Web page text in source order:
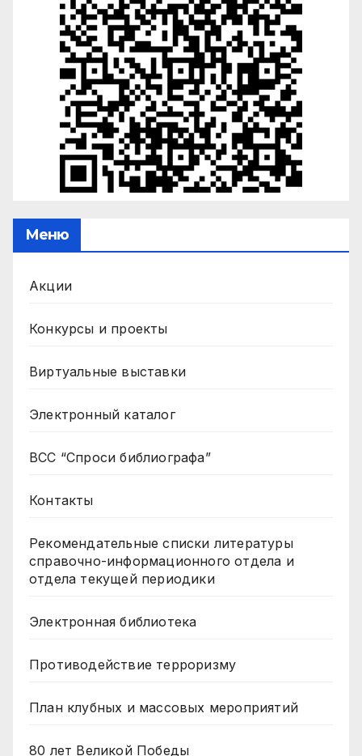
Меню
Акции
Конкурсы и проекты
Виртуальные выставки
Электронный каталог
ВСС “Спроси библиографа”
Контакты
Рекомендательные списки литературы
справочно-информационного отдела и
отдела текущей периодики
Электронная библиотека
Противодействие терроризму
План клубных и массовых мероприятий
80 лет Великой Победы